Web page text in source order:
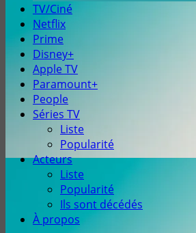
TV/Ciné
Netflix
Prime
Disney+
Apple TV
Paramount+
People
Séries TV
Liste
Popularité
Acteurs
Liste
Popularité
Ils sont décédés
À propos